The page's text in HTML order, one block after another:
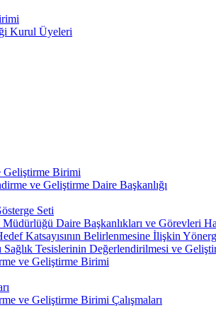
Kurul Üyeleri
Geliştirme Birimi
ve Geliştirme Daire Başkanlığı
Seti
Daire Başkanlıkları ve Görevleri
Katsayısının Belirlenmesine İlişkin
Tesislerinin Değerlendirilmesi ve
ve Geliştirme Birimi
ve Geliştirme Birimi Çalışmaları